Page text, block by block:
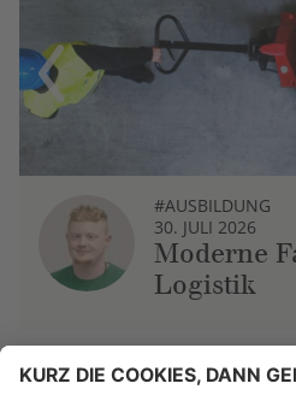
Previous
#AUSBILDUNG
30. JULI 2026
Moderne
Logistik